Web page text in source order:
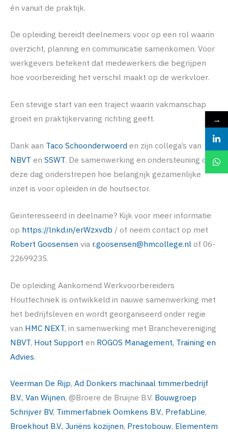
én vanuit de praktijk.
De opleiding bereidt deelnemers voor op een rol waarin
overzicht, planning en communicatie samenkomen. Voor
werkgevers betekent dat medewerkers die begrijpen
hoe voorbereiding het verschil maakt op de werkvloer.
Een stevige start van een traject waarin vakmanschap
groeit en praktijkervaring richting geeft.
Dank aan Taco Schoonderwoerd en zijn collega’s van
NBVT en SSWT. De samenwerking en ondersteuning op
deze dag onderstrepen hoe belangrijk gezamenlijke
inzet is voor opleiden in de houtsector.
Geïnteresseerd in deelname? Kijk voor meer informatie
op https://lnkd.in/erWzxvdb / of neem contact op met
Robert Goosensen via r.goosensen@hmcollege.nl of 06-
22699235.
De opleiding Aankomend Werkvoorbereiders
Houttechniek is ontwikkeld in nauwe samenwerking met
het bedrijfsleven en wordt georganiseerd onder regie
van HMC NEXT, in samenwerking met Branchevereniging
NBVT, Hout Support en ROGOS Management, Training en
Advies.
Veerman De Rijp, Ad Donkers machinaal timmerbedrijf
B.V., Van Wijnen, @Broere de Bruijne B.V. Bouwgroep
Schrijver BV, Timmerfabriek Oomkens B.V., PrefabLine,
Broekhout B.V., Juriëns kozijnen, Prestobouw, Elementem
→